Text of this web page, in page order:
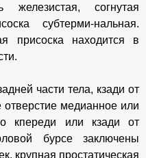
железистая, согнутая
субтерми-нальная.
присоска находится в
части тела, кзади от
отверстие медианное или
кпереди или кзади от
бурсе заключены
крупная простатическая